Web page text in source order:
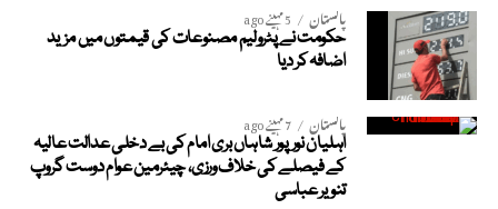
پاکستان 5 مہینے ago
حکومت نے پٹرولیم مصنوعات کی قیمتوں میں مزید
اضافہ کر دیا
پاکستان 7 مہینے ago
اہلیان نورپور شاہاں بری امام کی بے دخلی عدالت عالیہ
کے فیصلے کی خلاف ورزی، چیئرمین عوام دوست گروپ
تنویر عباسی